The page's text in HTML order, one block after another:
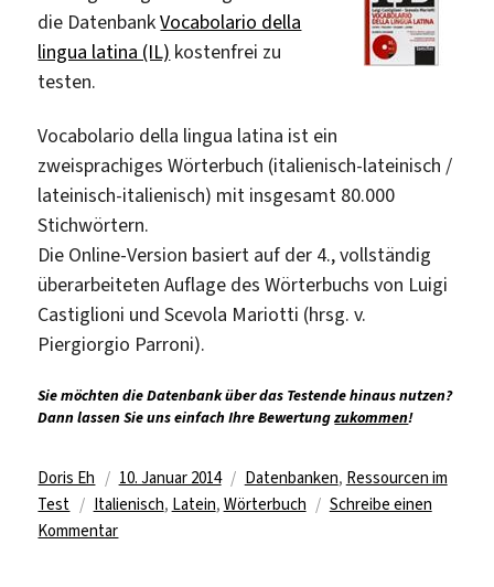
die DatenbankVocabolario della
lingua latina (IL) kostenfrei zu
testen.
Vocabolario della lingua latina ist ein
zweisprachiges Wörterbuch (italienisch-lateinisch /
lateinisch-italienisch) mit insgesamt 80.000
Stichwörtern.
Die Online-Version basiert auf der 4., vollständig
überarbeiteten Auflage des Wörterbuchs von Luigi
Castiglioni und Scevola Mariotti (hrsg. v.
Piergiorgio Parroni).
Sie möchten die Datenbank über das Testende hinaus nutzen?
Dann lassen Sie uns einfach Ihre Bewertungzukommen!
Autor
Doris Eh
Veröffentlicht
am
10. Januar 2014 Kategorien
Datenbanken, Ressourcen im
Test
Schlagwörter
Italienisch, Latein, Wörterbuch
Schreibe einen
Kommentarzu